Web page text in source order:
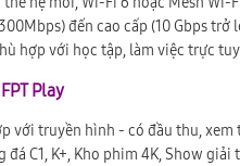
đến cao cấp (10 Gbps trở
hợp với học tập, làm việc trực
Play
với truyền hình - có đầu thu,
đá C1, K+, Kho phim 4K, Show